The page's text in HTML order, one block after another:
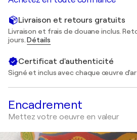
Livraison et retours gratuits
Livraison et frais de douane inclus.
jours.Détails
Certificat d'authenticité
Signé et inclus avec chaque œuvre
Encadrement
Mettez votre oeuvre en valeur